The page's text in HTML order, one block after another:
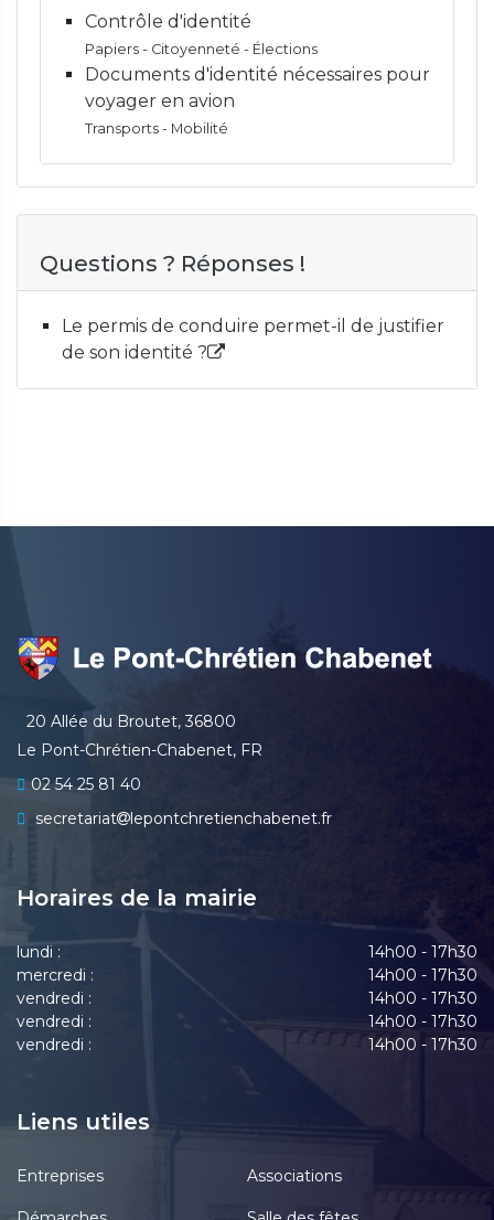
Contrôle d'identité
Papiers - Citoyenneté - Élections
Documents d'identité nécessaires pour
voyager en avion
Transports - Mobilité
Questions ? Réponses !
Le permis de conduire permet-il de justifier
de son identité ?
20 Allée du Broutet, 36800
Le Pont-Chrétien-Chabenet, FR
02 54 25 81 40
secretariat
lepontchretienchabenet.fr
Horaires de la mairie
lundi :
14h00 - 17h30
mercredi :
14h00 - 17h30
vendredi :
14h00 - 17h30
vendredi :
14h00 - 17h30
vendredi :
14h00 - 17h30
Liens utiles
Entreprises Associations